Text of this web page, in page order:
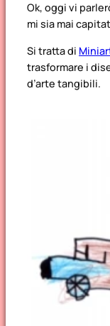
Ok, oggi vi
mi sia mai
Si tratta di
trasformare i
d’arte tangibili.